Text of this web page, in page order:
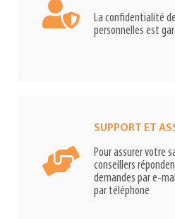
La confidentialité
personnelles est
SUPPORT ET
Pour assurer votre
conseillers
demandes par e-
par téléphone